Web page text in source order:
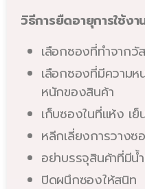
วิธีการยืดอายุการใช้
เลือกซองที่ทำจากวั
เลือกซองที่มีความห
หนักของสินค้า
เก็บซองในที่แห้ง เย็
หลีกเลี่ยงการวางซ
อย่าบรรจุสินค้าที่มีน้
ปิดผนึกซองให้สนิท